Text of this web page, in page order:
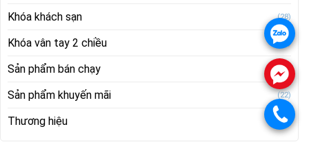
Khóa khách sạn (28)
Khóa vân tay 2 chiều (28)
Sản phẩm bán chạy (21)
Sản phẩm khuyến mãi (22)
Thương hiệu (515)
.
.
.